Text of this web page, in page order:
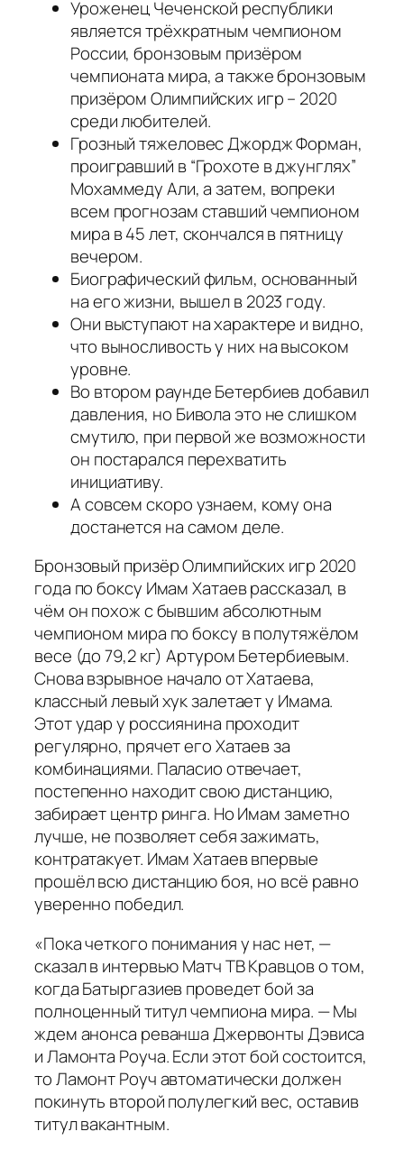
Уроженец Чеченской республики
является трёхкратным чемпионом
России, бронзовым призёром
чемпионата мира, а также бронзовым
призёром Олимпийских игр – 2020
среди любителей.
Грозный тяжеловес Джордж Форман,
проигравший в “Грохоте в джунглях”
Мохаммеду Али, а затем, вопреки
всем прогнозам ставший чемпионом
мира в 45 лет, скончался в пятницу
вечером.
Биографический фильм, основанный
на его жизни, вышел в 2023 году.
Они выступают на характере и видно,
что выносливость у них на высоком
уровне.
Во втором раунде Бетербиев добавил
давления, но Бивола это не слишком
смутило, при первой же возможности
он постарался перехватить
инициативу.
А совсем скоро узнаем, кому она
достанется на самом деле.
Бронзовый призёр Олимпийских игр 2020
года по боксу Имам Хатаев рассказал, в
чём он похож с бывшим абсолютным
чемпионом мира по боксу в полутяжёлом
весе (до 79,2 кг) Артуром Бетербиевым.
Снова взрывное начало от Хатаева,
классный левый хук залетает у Имама.
Этот удар у россиянина проходит
регулярно, прячет его Хатаев за
комбинациями. Паласио отвечает,
постепенно находит свою дистанцию,
забирает центр ринга. Но Имам заметно
лучше, не позволяет себя зажимать,
контратакует. Имам Хатаев впервые
прошёл всю дистанцию боя, но всё равно
уверенно победил.
«Пока четкого понимания у нас нет, —
сказал в интервью Матч ТВ Кравцов о том,
когда Батыргазиев проведет бой за
полноценный титул чемпиона мира. — Мы
ждем анонса реванша Джервонты Дэвиса
и Ламонта Роуча. Если этот бой состоится,
то Ламонт Роуч автоматически должен
покинуть второй полулегкий вес, оставив
титул вакантным.